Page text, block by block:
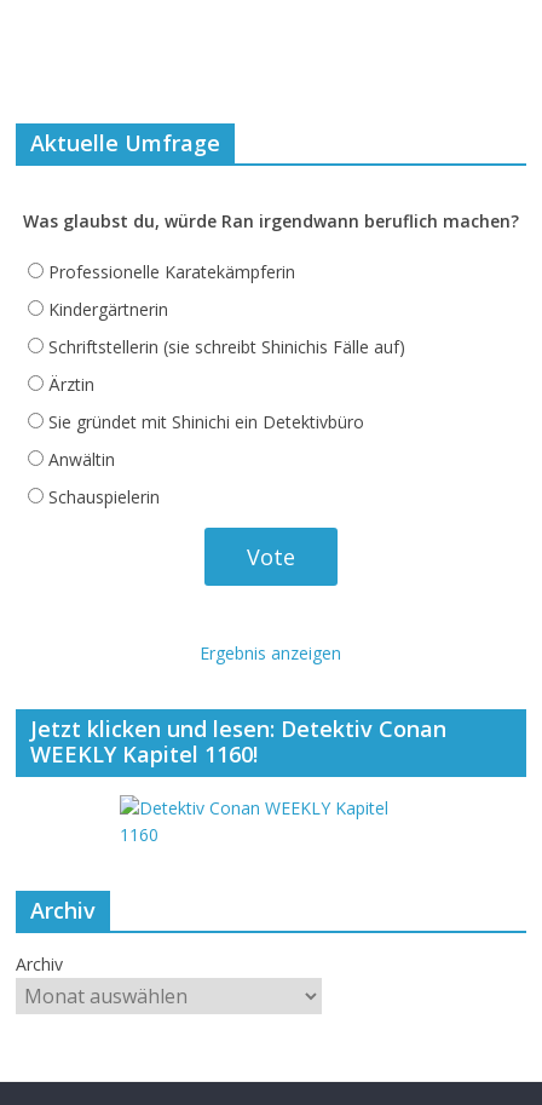
Aktuelle Umfrage
Was glaubst du, würde Ran irgendwann beruflich machen?
Professionelle Karatekämpferin
Kindergärtnerin
Schriftstellerin (sie schreibt Shinichis Fälle auf)
Ärztin
Sie gründet mit Shinichi ein Detektivbüro
Anwältin
Schauspielerin
Ergebnis anzeigen
Jetzt klicken und lesen: Detektiv Conan
WEEKLY Kapitel 1160!
Archiv
Archiv